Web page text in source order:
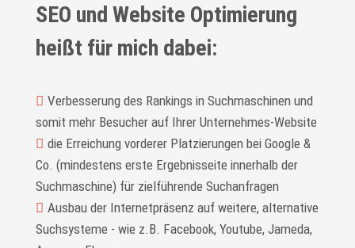
SEO und Website Optimierung
heißt für mich dabei:
Verbesserung des Rankings in Suchmaschinen und
somit mehr Besucher auf Ihrer Unternehmes-Website
die Erreichung vorderer Platzierungen bei Google &
Co. (mindestens erste Ergebnisseite innerhalb der
Suchmaschine) für zielführende Suchanfragen
Ausbau der Internetpräsenz auf weitere, alternative
Suchsysteme - wie z.B. Facebook, Youtube, Jameda,